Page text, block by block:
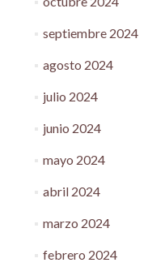
septiembre 2024
agosto 2024
julio 2024
junio 2024
mayo 2024
abril 2024
marzo 2024
febrero 2024